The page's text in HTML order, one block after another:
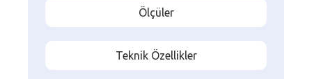
Ölçüler
Teknik Özellikler